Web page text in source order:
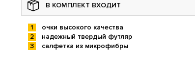
В КОМПЛЕКТ ВХОДИТ
очки высокого качества
надежный твердый футляр
салфетка из микрофибры